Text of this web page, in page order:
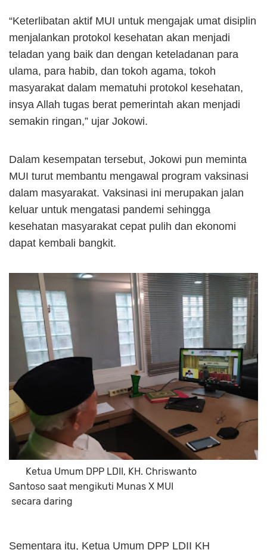
“Keterlibatan aktif MUI untuk mengajak umat disiplin
menjalankan protokol kesehatan akan menjadi
teladan yang baik dan dengan keteladanan para
ulama, para habib, dan tokoh agama, tokoh
masyarakat dalam mematuhi protokol kesehatan,
insya Allah tugas berat pemerintah akan menjadi
semakin ringan,” ujar Jokowi.
Dalam kesempatan tersebut, Jokowi pun meminta
MUI turut membantu mengawal program vaksinasi
dalam masyarakat. Vaksinasi ini merupakan jalan
keluar untuk mengatasi pandemi sehingga
kesehatan masyarakat cepat pulih dan ekonomi
dapat kembali bangkit.
Ketua Umum DPP LDII, KH. Chriswanto
Santoso saat mengikuti Munas X MUI
secara daring
Sementara itu, Ketua Umum DPP LDII KH